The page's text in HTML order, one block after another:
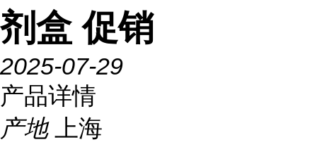
剂盒 促销
2025-07-29
产品详情
产地
上海